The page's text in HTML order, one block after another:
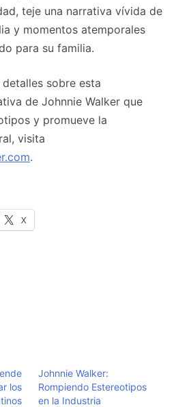
teje una narrativa vívida de
y momentos atemporales
para su familia.
sobre esta
de Johnnie Walker que
y promueve la
visita
.
X
los
Johnnie Walker:
Rompiendo Estereotipos
en la Industria